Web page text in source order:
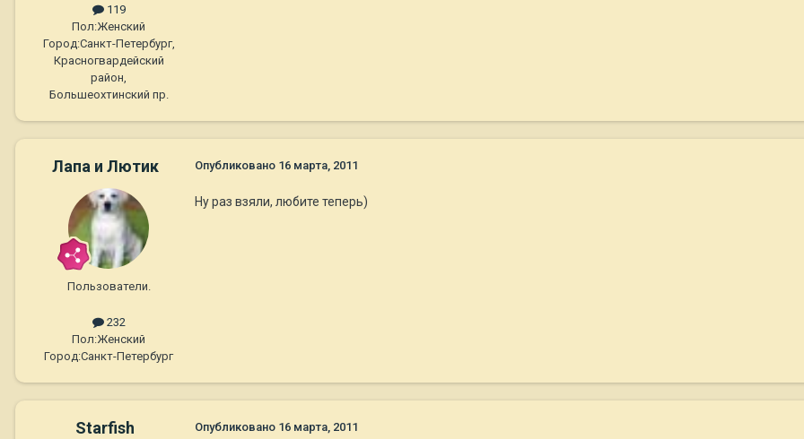
119
Пол:Женский
Город:Санкт-Петербург,
Красногвардейский
район,
Большеохтинский пр.
Лапа и Лютик
Пользователи.
232
Пол:Женский
Город:Санкт-Петербург
Опубликовано 16 марта, 2011
Ну раз взяли, любите теперь)
Starfish Опубликовано 16 марта, 2011